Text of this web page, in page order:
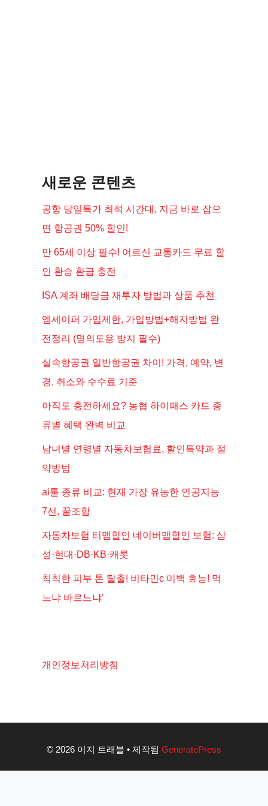
새로운 콘텐츠
공항 당일특가 최적 시간대, 지금 바로 잡으
면 항공권 50% 할인!
만 65세 이상 필수! 어르신 교통카드 무료 할
인 환승 환급 충전
ISA 계좌 배당금 재투자 방법과 상품 추천
엠세이퍼 가입제한, 가입방법+해지방법 완
전정리 (명의도용 방지 필수)
실속항공권 일반항공권 차이! 가격, 예약, 변
경, 취소와 수수료 기준
아직도 충전하세요? 농협 하이패스 카드 종
류별 혜택 완벽 비교
남녀별 연령별 자동차보험료, 할인특약과 절
약방법
ai툴 종류 비교: 현재 가장 유능한 인공지능
7선, 꿀조합
자동차보험 티맵할인 네이버맵할인 보험: 삼
성·현대·DB·KB·캐롯
칙칙한 피부 톤 탈출! 비타민c 미백 효능! 먹
느냐 바르느냐’
개인정보처리방침
© 2026 이지 트래블 • 제작됨 GeneratePress